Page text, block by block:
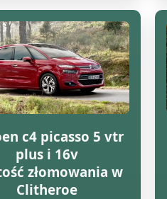
c4 picasso 5 vtr
plus i 16v
złomowania w
Clitheroe